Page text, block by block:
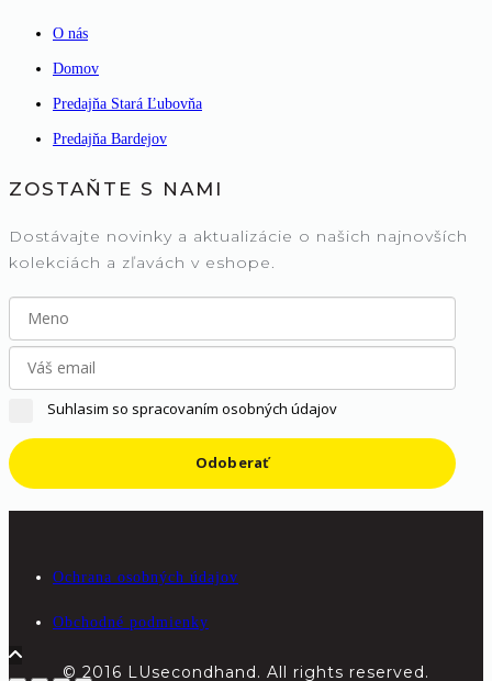
O nás
Domov
Predajňa Stará Ľubovňa
Predajňa Bardejov
ZOSTAŇTE S NAMI
Dostávajte novinky a aktualizácie o našich najnovších
kolekciách a zľavách v eshope.
Suhlasim so spracovaním osobných údajov
Odoberať
Ochrana osobných údajov
Obchodné podmienky
© 2016 LUsecondhand. All rights reserved.